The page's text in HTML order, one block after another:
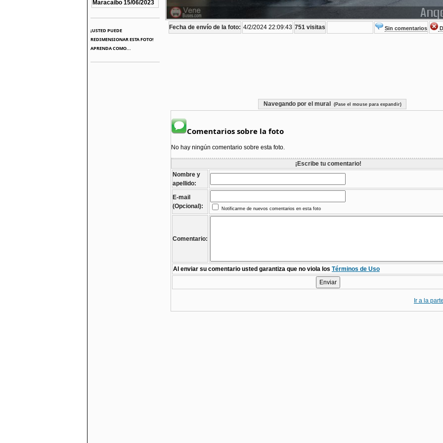
Maracaibo 15/06/2023
¡USTED PUEDE
REDIMENSIONAR ESTA FOTO!
APRENDA COMO...
Fecha de envío de la foto: 4/2/2024 22:09:43 751 visitas Sin comentarios
Navegando por el mural (Pase el mouse para expandir)
Comentarios sobre la foto
No hay ningún comentario sobre esta foto.
¡Escribe tu comentario!
Nombre y
apellido:
E-mail
(Opcional):
Notificarme de nuevos comentarios en esta foto
Comentario:
Al enviar su comentario usted garantiza que no viola los Términos de Uso
Ir a la